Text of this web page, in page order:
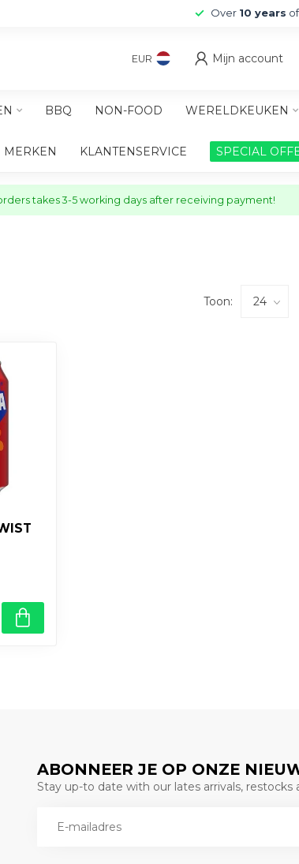
Over 10 years
EUR Mijn account
BBQ NON-FOOD WERELDKEUKEN
MERKEN KLANTENSERVICE SPECIAL
takes 3-5 working days after receiving payment!
Toon:
ABONNEER JE OP ONZE
Stay up-to date with our lates arrivals, restocks